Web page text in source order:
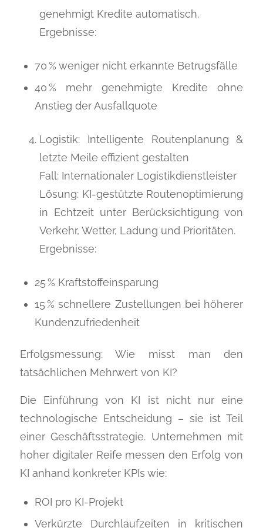
genehmigt Kredite automatisch.
Ergebnisse:
70 % weniger nicht erkannte Betrugsfälle
40 % mehr genehmigte Kredite ohne
Anstieg der Ausfallquote
Logistik: Intelligente Routenplanung &
letzte Meile effizient gestalten
Fall: Internationaler Logistikdienstleister
Lösung: KI-gestützte Routenoptimierung
in Echtzeit unter Berücksichtigung von
Verkehr, Wetter, Ladung und Prioritäten.
Ergebnisse:
25 % Kraftstoffeinsparung
15 % schnellere Zustellungen bei höherer
Kundenzufriedenheit
Erfolgsmessung: Wie misst man den
tatsächlichen Mehrwert von KI?
Die Einführung von KI ist nicht nur eine
technologische Entscheidung – sie ist Teil
einer Geschäftsstrategie. Unternehmen mit
hoher digitaler Reife messen den Erfolg von
KI anhand konkreter KPIs wie:
ROI pro KI-Projekt
Verkürzte Durchlaufzeiten in kritischen